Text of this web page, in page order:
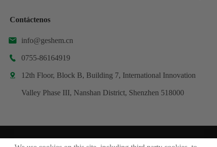
Contáctenos
 info@geshem.cn
 0755-86164919
 12th Floor, Block B, Building 7, International Innovation
Valley Phase III, Nanshan District, Shenzhen 518000
Derechos DE AUTOR ©